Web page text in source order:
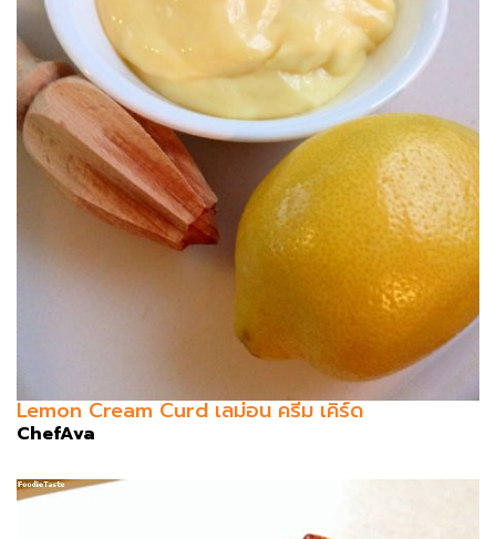
Lemon Cream Curd เลม่อน ครีม เคิร์ด
ChefAva